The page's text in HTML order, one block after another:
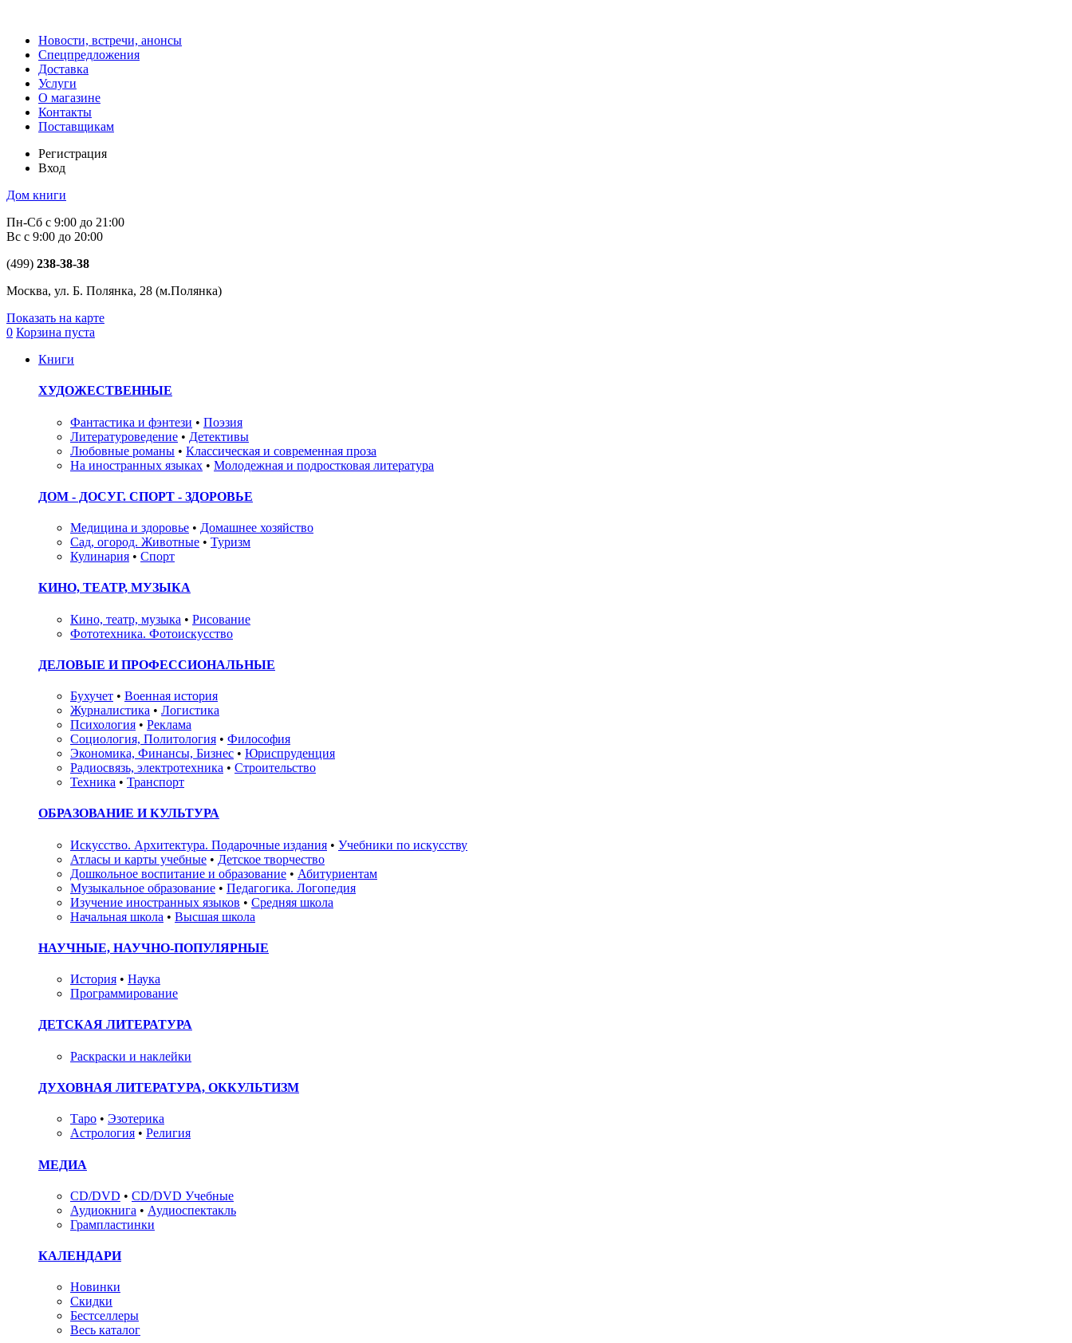
Новости, встречи, анонсы
Спецпредложения
Доставка
Услуги
О магазине
Контакты
Поставщикам
Регистрация
Вход
Дом книги
Пн-Сб с 9:00 до 21:00
Вс с 9:00 до 20:00
(499) 238-38-38
Москва, ул. Б. Полянка, 28 (м.Полянка)
Показать на карте
0 Корзина пуста
Книги
ХУДОЖЕСТВЕННЫЕ
Фантастика и фэнтези • Поэзия
Литературоведение • Детективы
Любовные романы • Классическая и современная проза
На иностранных языках • Молодежная и подростковая литература
ДОМ - ДОСУГ. СПОРТ - ЗДОРОВЬЕ
Медицина и здоровье • Домашнее хозяйство
Сад, огород. Животные • Туризм
Кулинария • Спорт
КИНО, ТЕАТР, МУЗЫКА
Кино, театр, музыка • Рисование
Фототехника. Фотоискусство
ДЕЛОВЫЕ И ПРОФЕССИОНАЛЬНЫЕ
Бухучет • Военная история
Журналистика • Логистика
Психология • Реклама
Социология, Политология • Философия
Экономика, Финансы, Бизнес • Юриспруденция
Радиосвязь, электротехника • Строительство
Техника • Транспорт
ОБРАЗОВАНИЕ И КУЛЬТУРА
Искусство. Архитектура. Подарочные издания • Учебники по искусству
Атласы и карты учебные • Детское творчество
Дошкольное воспитание и образование • Абитуриентам
Музыкальное образование • Педагогика. Логопедия
Изучение иностранных языков • Средняя школа
Начальная школа • Высшая школа
НАУЧНЫЕ, НАУЧНО-ПОПУЛЯРНЫЕ
История • Наука
Программирование
ДЕТСКАЯ ЛИТЕРАТУРА
Раскраски и наклейки
ДУХОВНАЯ ЛИТЕРАТУРА, ОККУЛЬТИЗМ
Таро • Эзотерика
Астрология • Религия
МЕДИА
CD/DVD • CD/DVD Учебные
Аудиокнига • Аудиоспектакль
Грампластинки
КАЛЕНДАРИ
Новинки
Скидки
Бестселлеры
Весь каталог